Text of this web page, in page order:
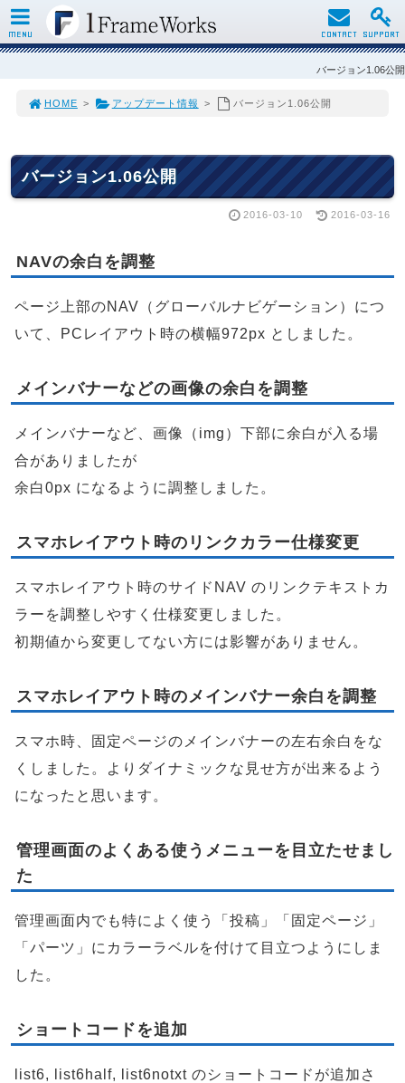
バージョン1.06公開
HOME > アップデート情報 > バージョン1.06公開
バージョン1.06公開
2016-03-10 2016-03-16
NAVの余白を調整
ページ上部のNAV（グローバルナビゲーション）につ
いて、PCレイアウト時の横幅972px としました。
メインバナーなどの画像の余白を調整
メインバナーなど、画像（img）下部に余白が入る場
合がありましたが
余白0px になるように調整しました。
スマホレイアウト時のリンクカラー仕様変更
スマホレイアウト時のサイドNAV のリンクテキストカ
ラーを調整しやすく仕様変更しました。
初期値から変更してない方には影響がありません。
スマホレイアウト時のメインバナー余白を調整
スマホ時、固定ページのメインバナーの左右余白をな
くしました。よりダイナミックな見せ方が出来るよう
になったと思います。
管理画面のよくある使うメニューを目立たせまし
た
管理画面内でも特によく使う「投稿」「固定ページ」
「パーツ」にカラーラベルを付けて目立つようにしま
した。
ショートコードを追加
list6, list6half, list6notxt のショートコードが追加さ
MENU SUPPORT
CONTACT